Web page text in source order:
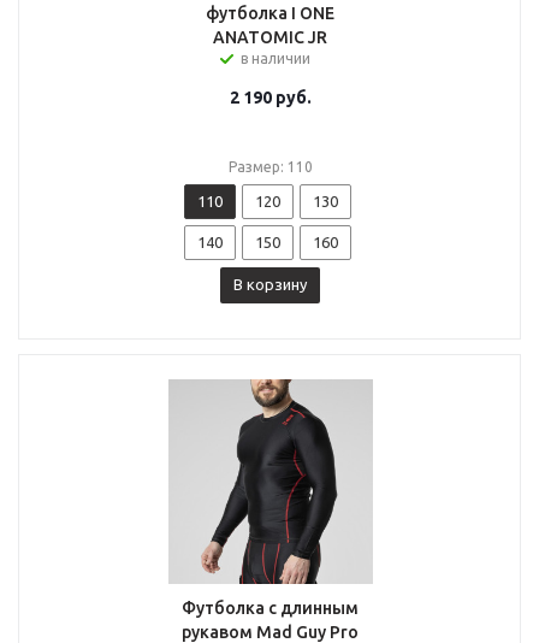
футболка I ONE
ANATOMIC JR
в наличии
2 190руб.
Размер: 110
110 120 130
140 150 160
В корзину
Футболка с длинным
рукавом Mad Guy Pro